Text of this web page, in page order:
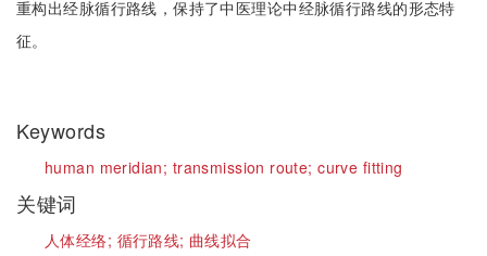
重构出经脉循行路线，保持了中医理论中经脉循行路线的形态特
征。
Keywords
human meridian; transmission route;curve fitting
关键词
人体经络; 循行路线; 曲线拟合